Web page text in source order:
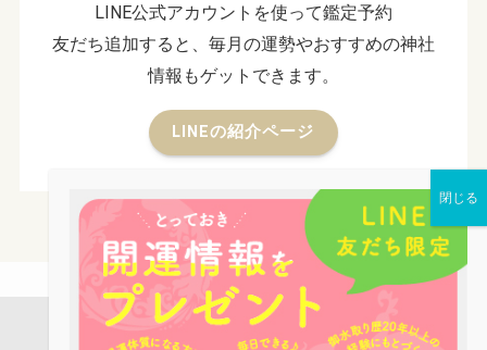
LINE公式アカウントを使って鑑定予約
友だち追加すると、毎月の運勢やおすすめの神社
情報もゲットできます。
LINEの紹介ページ